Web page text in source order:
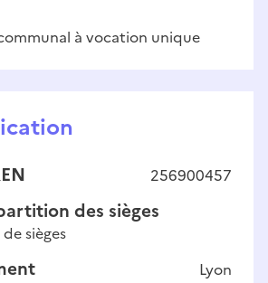
à vocation unique
256900457
des sièges
sièges
Lyon